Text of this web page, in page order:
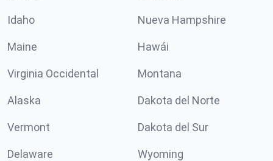
Idaho Nueva Hampshire
Maine Hawái
Virginia Occidental Montana
Alaska Dakota del Norte
Vermont Dakota del Sur
Delaware Wyoming